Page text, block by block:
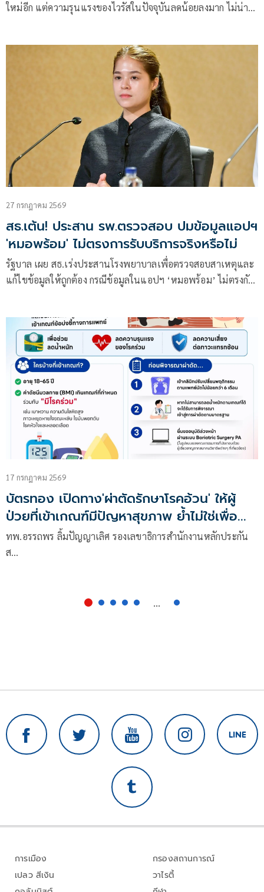
ใหม่อีก แต่ความรุนแรงของไวรัสในปัจจุบันลดน้อยลงมาก ไม่น่า
27 กรกฎาคม 2569
สธ.เต้น! ประสาน รพ.ตรวจสอบ ปมข้อมูลแอปฯ
'หมอพร้อม' ไม่ตรงการรับบริการจริงหรือไม่
รัฐบาล เผย สธ.เร่งประสานโรงพยาบาลเพื่อตรวจสอบสาเหตุและ
แก้ไขข้อมูลให้ถูกต้อง กรณีข้อมูลในแอปฯ ‘หมอพร้อม’ ไม่ตรงกับ
17 กรกฎาคม 2569
บัตรทอง เปิดทาง'ผ่าตัดรักษาโรคอ้วน' ให้ผู้
ป่วยที่เข้าเกณฑ์มีปัญหาสุขภาพ ย้ำไม่ใช่เพื่อ
ความงาม
ทพ.อรรถพร ลิ้มปัญญาเลิศ รองเลขาธิการสำนักงานหลักประกัน
ส…
...
การเมือง
เปลว สีเงิน
กรองสถานการณ์
วาไรตี้